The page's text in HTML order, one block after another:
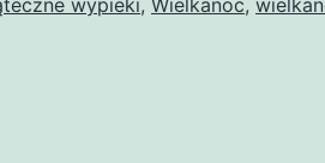
wypieki, Wielkanoc,